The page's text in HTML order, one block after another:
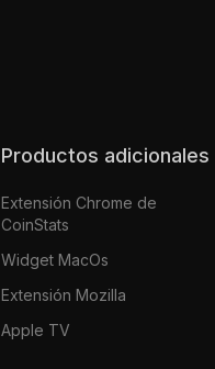
Productos adicionales
Extensión Chrome de
CoinStats
Widget MacOs
Extensión Mozilla
Apple TV